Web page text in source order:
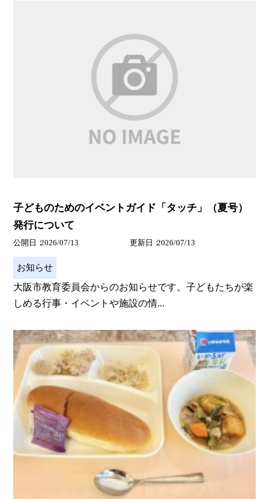
子どものためのイベントガイド「タッチ」（夏号）
発行について
公開日 2026/07/13 更新日 2026/07/13
お知らせ
大阪市教育委員会からのお知らせです。子どもたちが楽
しめる行事・イベントや施設の情...